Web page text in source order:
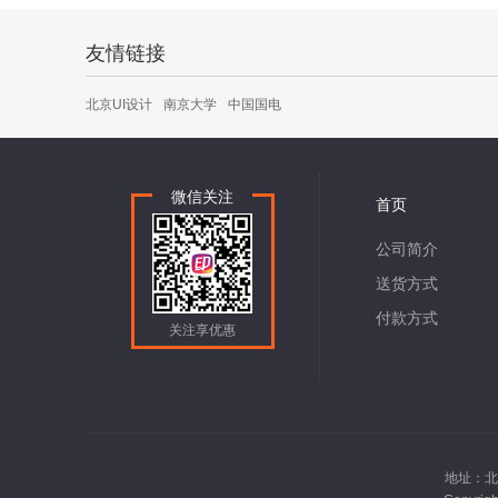
友情链接
北京UI设计 南京大学 中国国电
微信关注
关注享优惠
首页
公司简介
送货方式
付款方式
地址：